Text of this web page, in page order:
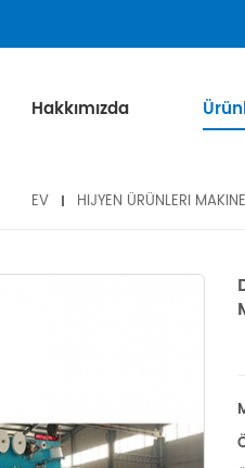
Hakkımızda
EV HIJYEN ÜRÜNLERI